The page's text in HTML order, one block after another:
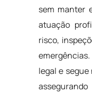
sem manter
atuação
risco,
legal e